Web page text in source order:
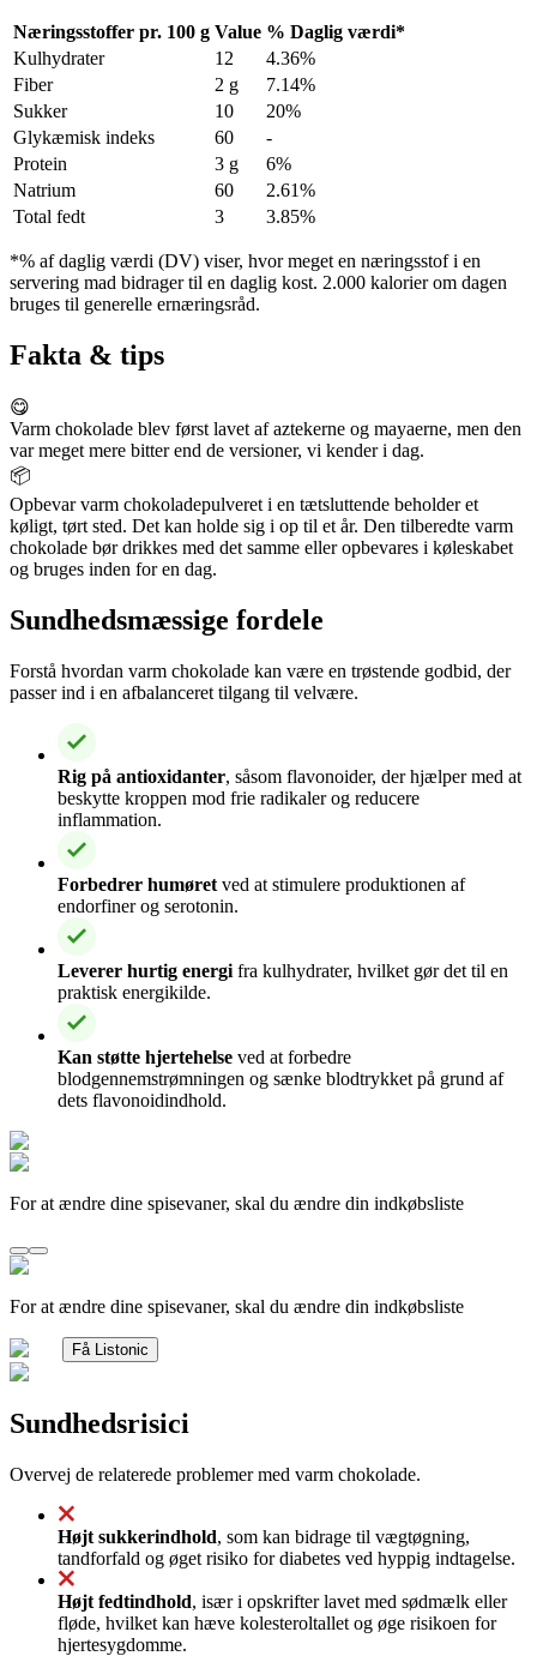
Næringsstoffer pr. 100 g Value % Daglig værdi*
Kulhydrater
12
4.36%
Fiber
2 g
7.14%
Sukker
10
20%
Glykæmisk indeks
60
-
Protein
3 g
6%
Natrium
60
2.61%
Total fedt
3 3.85%
*% af daglig værdi (DV) viser, hvor meget en næringsstof i en
servering mad bidrager til en daglig kost. 2.000 kalorier om dagen
bruges til generelle ernæringsråd.
Fakta & tips
😋
Varm chokolade blev først lavet af aztekerne og mayaerne, men den
var meget mere bitter end de versioner, vi kender i dag.
📦
Opbevar varm chokoladepulveret i en tætsluttende beholder et
køligt, tørt sted. Det kan holde sig i op til et år. Den tilberedte varm
chokolade bør drikkes med det samme eller opbevares i køleskabet
og bruges inden for en dag.
Sundhedsmæssige fordele
Forstå hvordan varm chokolade kan være en trøstende godbid, der
passer ind i en afbalanceret tilgang til velvære.
Rig på antioxidanter, såsom flavonoider, der hjælper med at
beskytte kroppen mod frie radikaler og reducere
inflammation.
Forbedrer humøret ved at stimulere produktionen af
endorfiner og serotonin.
Leverer hurtig energi fra kulhydrater, hvilket gør det til en
praktisk energikilde.
Kan støtte hjertehelse ved at forbedre
blodgennemstrømningen og sænke blodtrykket på grund af
dets flavonoidindhold.
For at ændre dine spisevaner, skal du ændre din indkøbsliste
For at ændre dine spisevaner, skal du ændre din indkøbsliste
Få Listonic
Sundhedsrisici
Overvej de relaterede problemer med varm chokolade.
Højt sukkerindhold, som kan bidrage til vægtøgning,
tandforfald og øget risiko for diabetes ved hyppig indtagelse.
Højt fedtindhold, især i opskrifter lavet med sødmælk eller
fløde, hvilket kan hæve kolesteroltallet og øge risikoen for
hjertesygdomme.